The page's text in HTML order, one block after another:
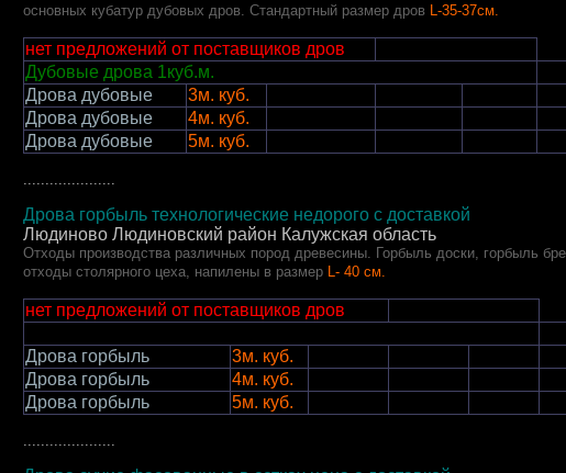
основных кубатур дубовых дров. Стандартный размер дров L-35-37см.
нет предложений от поставщиков дров
Дубовые дрова 1куб.м.
Дрова дубовые
3м. куб.
Дрова дубовые
4м. куб.
Дрова дубовые
5м. куб.
Дрова горбыль технологические недорого с доставкой
Людиново Людиновский район Калужская область
Отходы производства различных пород древесины. Горбыль доски, горбыль
отходы столярного цеха, напилены в размер
L- 40 см.
нет предложений от поставщиков дров
Дрова горбыль
3м. куб.
Дрова горбыль
4м. куб.
Дрова горбыль
5м. куб.